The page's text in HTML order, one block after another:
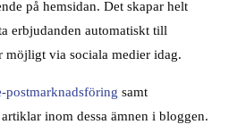
på hemsidan. Det skapar helt
erbjudanden automatiskt till
möjligt via sociala medier idag.
postmarknadsföring samt
inom dessa ämnen i bloggen.